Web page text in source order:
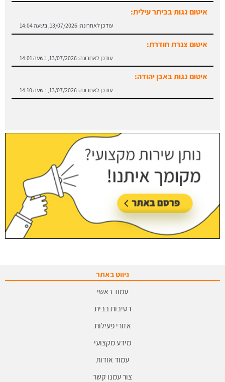
עודכן לאחרונה:13/07/2026, בשעה 14:04
עודכן לאחרונה:13/07/2026, בשעה 14:01
עודכן לאחרונה:13/07/2026, בשעה 14:10
ניווט באתר
עמוד ראשי
רטיבות בבית
אזורי פעילות
מידע מקצועי
עמוד אודות
צור עמנו קשר